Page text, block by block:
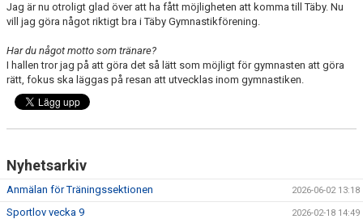
Jag är nu otroligt glad över att ha fått möjligheten att komma till Täby. Nu
vill jag göra något riktigt bra i Täby Gymnastikförening.
Har du något motto som tränare?
I hallen tror jag på att göra det så lätt som möjligt för gymnasten att göra
rätt, fokus ska läggas på resan att utvecklas inom gymnastiken.
Nyhetsarkiv
Anmälan för Träningssektionen 2026-06-02 13:18
Sportlov vecka 9 2026-02-18 14:49